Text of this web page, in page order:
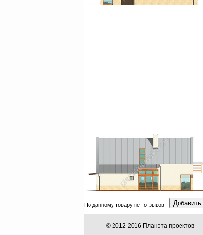
По данному товару нет отзывов Добавить
© 2012-2016 Планета проектов